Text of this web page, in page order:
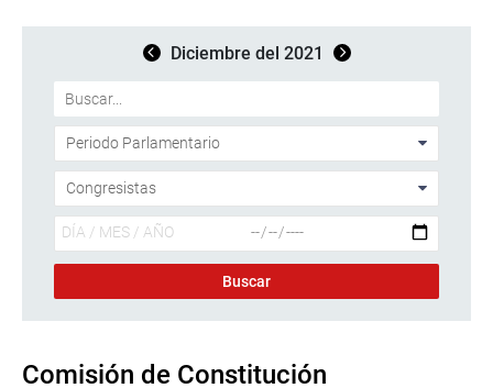
Diciembre del 2021
Comisión de Constitución